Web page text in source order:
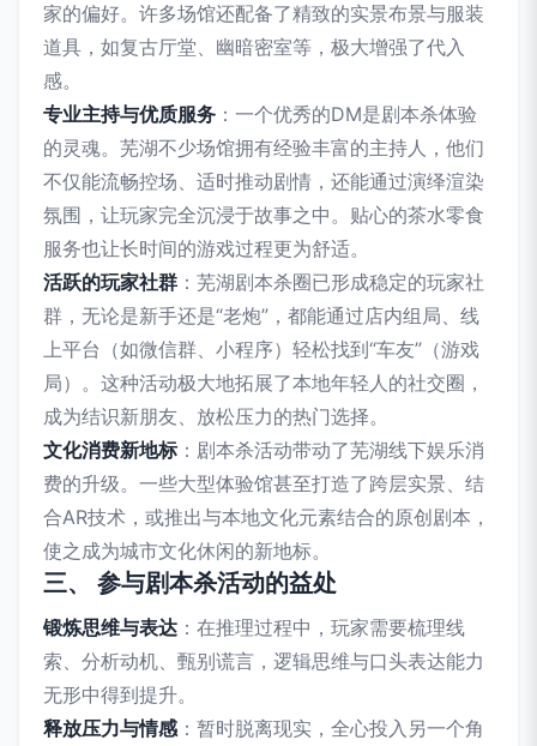
家的偏好。许多场馆还配备了精致的实景布景与服装
道具，如复古厅堂、幽暗密室等，极大增强了代入
感。
专业主持与优质服务 ：一个优秀的DM是剧本杀体验
的灵魂。芜湖不少场馆拥有经验丰富的主持人，他们
不仅能流畅控场、适时推动剧情，还能通过演绎渲染
氛围，让玩家完全沉浸于故事之中。贴心的茶水零食
服务也让长时间的游戏过程更为舒适。
活跃的玩家社群 ：芜湖剧本杀圈已形成稳定的玩家社
群，无论是新手还是“老炮”，都能通过店内组局、线
上平台（如微信群、小程序）轻松找到“车友”（游戏
局）。这种活动极大地拓展了本地年轻人的社交圈，
成为结识新朋友、放松压力的热门选择。
文化消费新地标：剧本杀活动带动了芜湖线下娱乐消
费的升级。一些大型体验馆甚至打造了跨层实景、结
合AR技术，或推出与本地文化元素结合的原创剧本，
使之成为城市文化休闲的新地标。
三、 参与剧本杀活动的益处
锻炼思维与表达 ：在推理过程中，玩家需要梳理线
索、分析动机、甄别谎言，逻辑思维与口头表达能力
无形中得到提升。
释放压力与情感：暂时脱离现实，全心投入另一个角